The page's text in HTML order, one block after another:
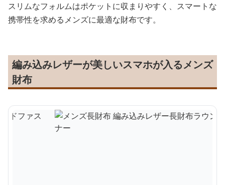
スリムなフォルムはポケットに収まりやすく、スマートな
携帯性を求めるメンズに最適な財布です。
編み込みレザーが美しいスマホが入るメンズ
財布